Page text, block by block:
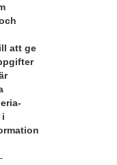
att ge
i